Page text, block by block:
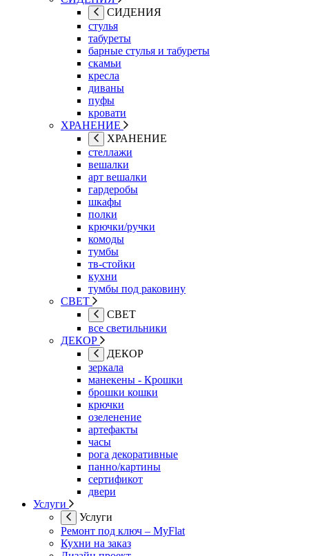
СИДЕНИЯ
стулья
табуреты
барные стулья и табуреты
скамьи
кресла
диваны
пуфы
кровати
ХРАНЕНИЕ
ХРАНЕНИЕ
стеллажи
вешалки
арт вешалки
гардеробы
шкафы
полки
крючки/ручки
комоды
тумбы
тв-стойки
кухни
тумбы под раковину
СВЕТ
СВЕТ
все светильники
ДЕКОР
ДЕКОР
зеркала
манекены - Крошки
брошки кошки
крючки
озеленение
артефакты
часы
рога декоративные
панно/картины
сертификот
двери
Услуги
Услуги
Ремонт под ключ – MyFlat
Кухни на заказ